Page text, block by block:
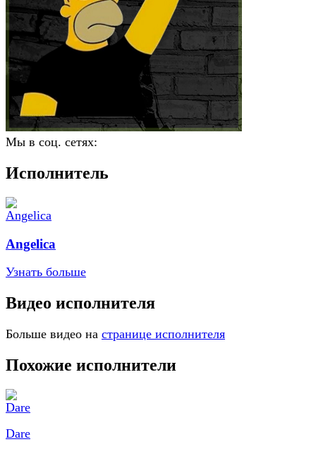
Мы в соц. сетях:
Исполнитель
Angelica
Узнать больше
Видео исполнителя
Больше видео на странице исполнителя
Похожие исполнители
Dare